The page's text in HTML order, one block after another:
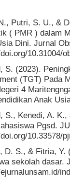
Putri, S. U., &
( PMR ) dalam
Dini. Jurnal
10.31004/
S. (2023).
(TGT) Pada
4
Anak
S., Kenedi, A.
Pgsd.
10.33578/
D. S., & Fitria, Y.
sekolah dasar.